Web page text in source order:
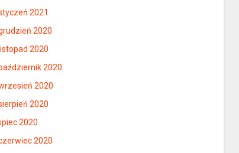
2021
2020
listopad 2020
2020
2020
2020
lipiec 2020
2020